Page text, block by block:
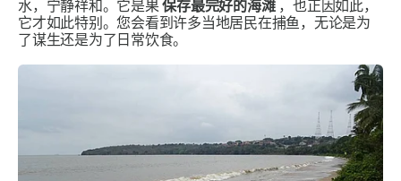
水，宁静祥和。它是果保存最完好的海滩，也正因如此，
它才如此特别。您会看到许多当地居民在捕鱼，无论是为
了谋生还是为了日常饮食。